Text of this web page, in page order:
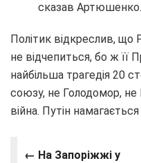
сказав Артюшенко.
Політик відкреслив, що
не відчепиться, бо ж її
найбільша трагедія 20
союзу, не Голодомор, не
війна. Путін
← На Запоріжжі у